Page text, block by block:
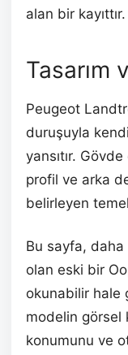
alan bir kayıttır.
Tasarım
Peugeot
duruşuyla
yansıtır.
profil ve arka
belirleyen
Bu sayfa, daha
olan eski bir
okunabilir hale
modelin görsel
konumunu ve